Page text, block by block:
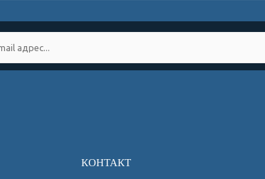
КОНТАКТ